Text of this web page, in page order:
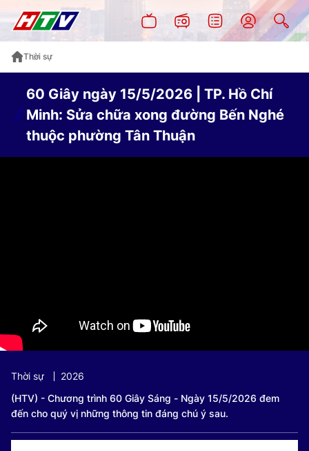
Thời sự
60 Giây ngày 15/5/2026 | TP. Hồ Chí
Minh: Sửa chữa xong đường Bến Nghé
thuộc phường Tân Thuận
Thời sự
2026
(HTV) - Chương trình 60 Giây Sáng - Ngày 15/5/2026 đem
đến cho quý vị những thông tin đáng chú ý sau.